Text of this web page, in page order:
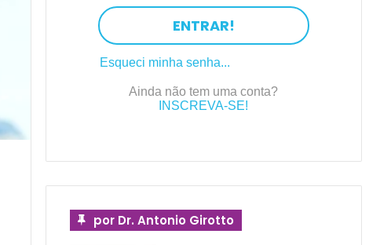
ENTRAR!
Esqueci minha senha...
Ainda não tem uma conta?
INSCREVA-SE!
por Dr. Antonio Girotto